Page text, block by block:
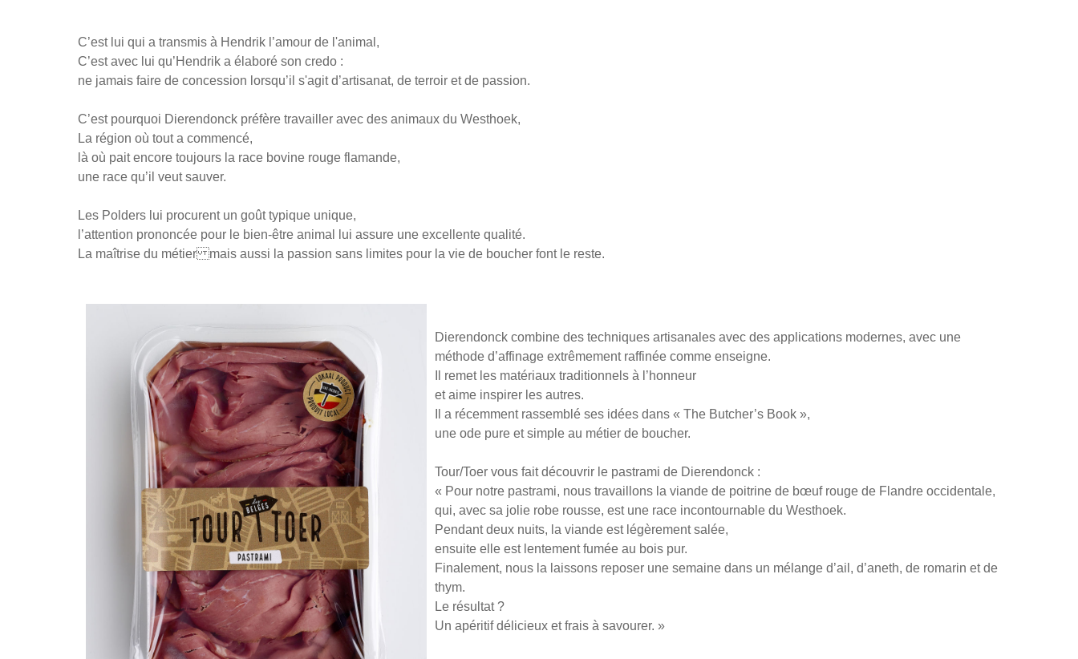
C’est lui qui a transmis à Hendrik l’amour de l'animal,
C’est avec lui qu’Hendrik a élaboré son credo :
ne jamais faire de concession lorsqu’il s'agit d’artisanat, de terroir et de passion.
C’est pourquoi Dierendonck préfère travailler avec des animaux du Westhoek,
La région où tout a commencé,
là où pait encore toujours la race bovine rouge flamande,
une race qu’il veut sauver.
Les Polders lui procurent un goût typique unique,
l’attention prononcée pour le bien-être animal lui assure une excellente qualité.
La maîtrise du métier mais aussi la passion sans limites pour la vie de boucher font le reste.
Dierendonck combine des techniques artisanales avec des applications modernes, avec une
méthode d’affinage extrêmement raffinée comme enseigne.
Il remet les matériaux traditionnels à l’honneur
et aime inspirer les autres.
Il a récemment rassemblé ses idées dans « The Butcher’s Book »,
une ode pure et simple au métier de boucher.
Tour/Toer vous fait découvrir le pastrami de Dierendonck :
« Pour notre pastrami, nous travaillons la viande de poitrine de bœuf rouge de Flandre occidentale,
qui, avec sa jolie robe rousse, est une race incontournable du Westhoek.
Pendant deux nuits, la viande est légèrement salée,
ensuite elle est lentement fumée au bois pur.
Finalement, nous la laissons reposer une semaine dans un mélange d’ail, d’aneth, de romarin et de
thym.
Le résultat ?
Un apéritif délicieux et frais à savourer. »